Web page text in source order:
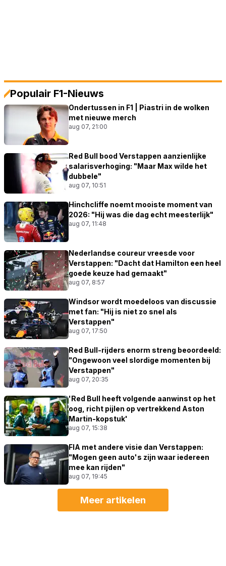
Populair F1-Nieuws
Ondertussen in F1 | Piastri in de wolken
met nieuwe merch
aug 07, 21:00
Red Bull bood Verstappen aanzienlijke
salarisverhoging: "Maar Max wilde het
dubbele"
aug 07, 10:51
Hinchcliffe noemt mooiste moment van
2026: "Hij was die dag echt meesterlijk"
aug 07, 11:48
Nederlandse coureur vreesde voor
Verstappen: "Dacht dat Hamilton een heel
goede keuze had gemaakt"
aug 07, 8:57
Windsor wordt moedeloos van discussie
met fan: "Hij is niet zo snel als
Verstappen"
aug 07, 17:50
Red Bull-rijders enorm streng beoordeeld:
"Ongewoon veel slordige momenten bij
Verstappen"
aug 07, 20:35
'Red Bull heeft volgende aanwinst op het
oog, richt pijlen op vertrekkend Aston
Martin-kopstuk'
aug 07, 15:38
FIA met andere visie dan Verstappen:
"Mogen geen auto's zijn waar iedereen
mee kan rijden"
aug 07, 19:45
Meer artikelen